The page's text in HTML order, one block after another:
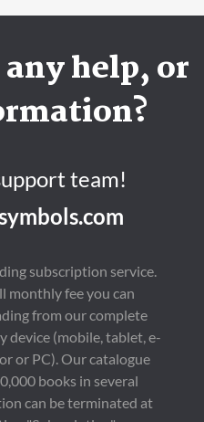
help, or
team!
subscription service.
monthly fee you can
from our complete
device (mobile, tablet, e-
or PC). Our catalogue
books in several
can be terminated at